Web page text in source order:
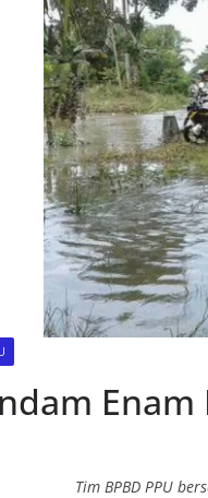
Tim BPBD PPU